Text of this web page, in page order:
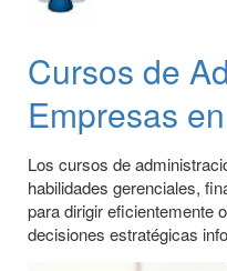
Cursos de
Empresas
Los cursos de
habilidades gerenciales,
para dirigir eficientemente
decisiones estratégicas